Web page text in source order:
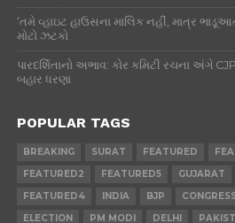
‘તમે વ્હાઇટ હાઉસના માલિક નહીં, માત્ર
મોટો ઝટકો
પારદર્શિતાનો અભાવ: કોર કમિટી રચના અંગે
બહાર ધરણા
POPULAR TAGS
BREAKING SURAT FEATURED
FEATURED2
FEATURED5 GUJARAT
FEATURED4
INDIA BJP
ELECTION
PM MODI DELHI